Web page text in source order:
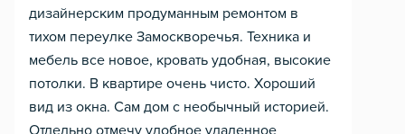
дизайнерским продуманным ремонтом в
тихом переулке Замоскворечья. Техника и
мебель все новое, кровать удобная, высокие
потолки. В квартире очень чисто. Хороший
вид из окна. Сам дом с необычный историей.
Отдельно отмечу удобное удаленное